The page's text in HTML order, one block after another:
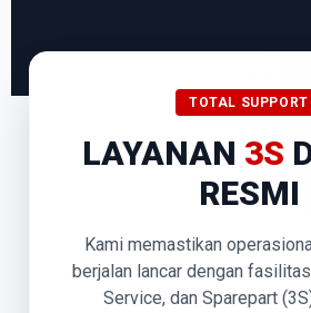
TOTAL SUPPORT
LAYANAN 3S
RESMI
Kami memastikan
berjalan lancar dengan
Service, dan Sparepart